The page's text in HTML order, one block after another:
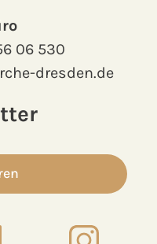
06 530
dresden.de